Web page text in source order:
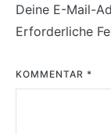
Deine E-Mail-
Erforderliche
KOMMENTAR *